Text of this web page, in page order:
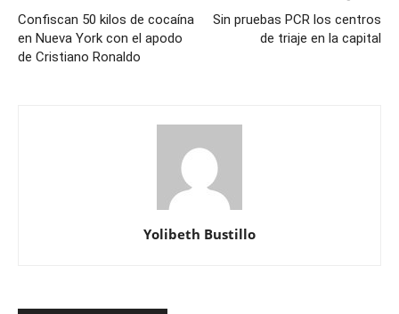
Confiscan 50 kilos de cocaína
en Nueva York con el apodo
de Cristiano Ronaldo
Sin pruebas PCR los centros
de triaje en la capital
Yolibeth Bustillo